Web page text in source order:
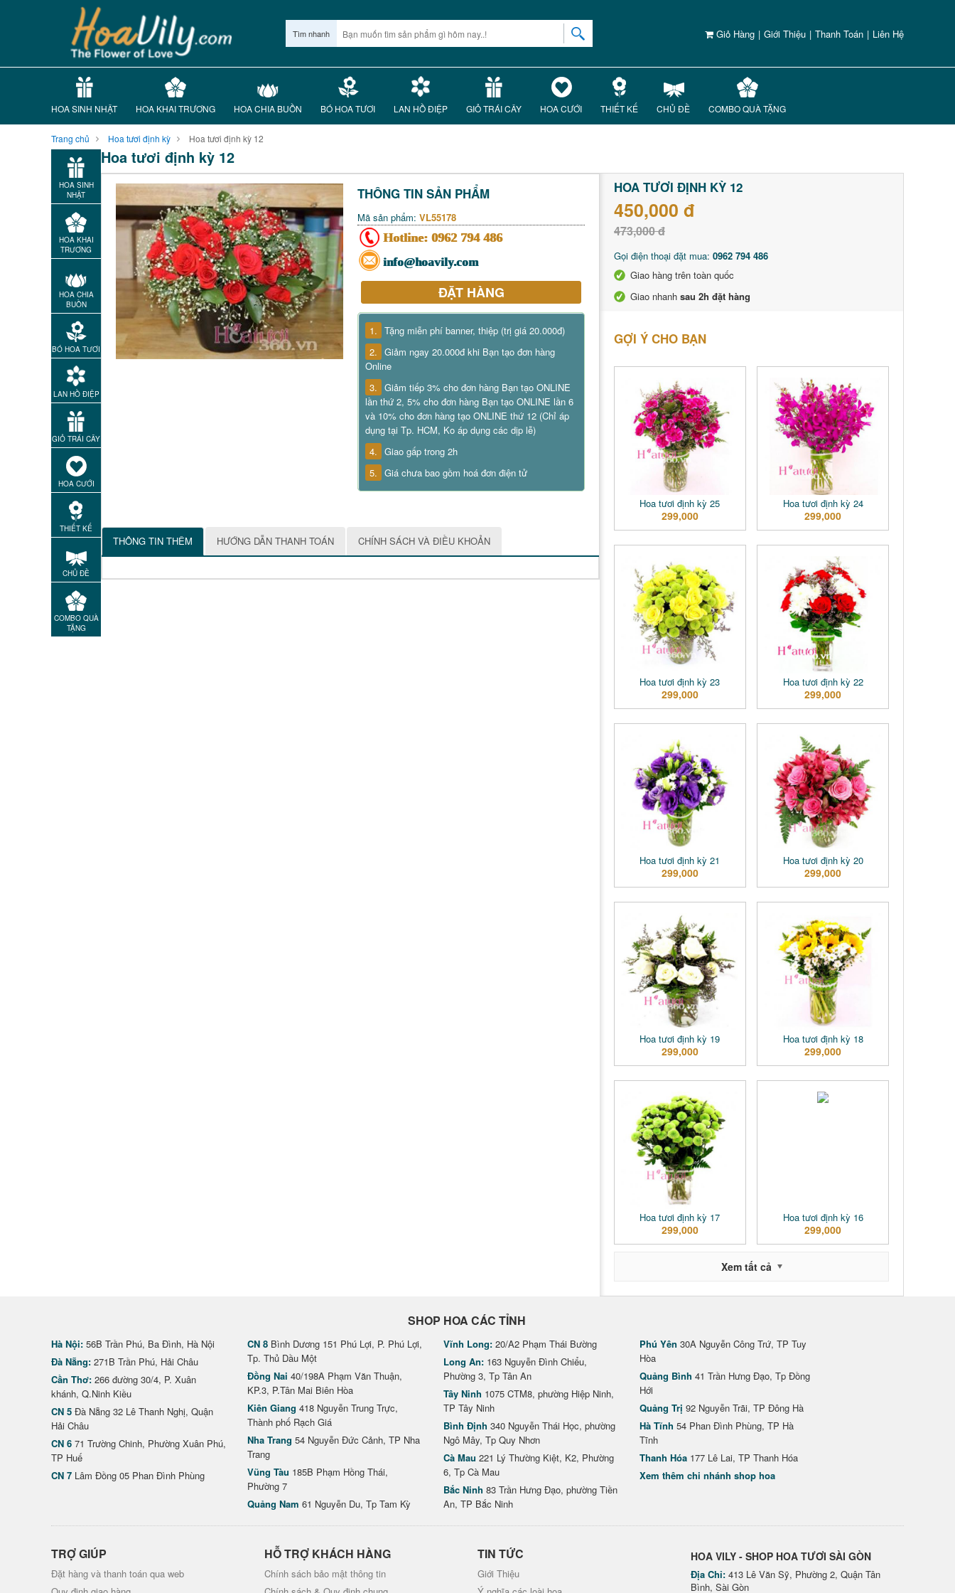
Giỏ Hàng | Giới Thiệu | Thanh Toán | Liên Hệ
Tìm nhanh
HOA SINH NHẬT HOA KHAI TRƯƠNG HOA CHIA BUỒN BÓ HOA TƯƠI LAN HỒ ĐIỆP GIỎ TRÁI CÂY HOA CƯỚI THIẾT KẾ CHỦ ĐỀ COMBO QUÀ TẶNG
Trang chủ Hoa tươi định kỳ Hoa tươi định kỳ 12
HOA SINH
NHẬT
HOA KHAI
TRƯƠNG
HOA CHIA
BUỒN
BÓ HOA TƯƠI
LAN HỒ ĐIỆP
GIỎ TRÁI CÂY
HOA CƯỚI
THIẾT KẾ
CHỦ ĐỀ
COMBO QUÀ
TẶNG
Hoa tươi định kỳ 12
THÔNG TIN SẢN PHẨM
Mã sản phẩm: VL55178
Hotline: 0962 794 486
info@hoavily.com
ĐẶT HÀNG
1. Tặng miễn phí banner, thiệp (trị giá 20.000đ)
2. Giảm ngay 20.000đ khi Bạn tạo đơn hàng
Online
3. Giảm tiếp 3% cho đơn hàng Bạn tạo ONLINE
lần thứ 2, 5% cho đơn hàng Bạn tạo ONLINE lần 6
và 10% cho đơn hàng tạo ONLINE thứ 12 (Chỉ áp
dụng tại Tp. HCM, Ko áp dụng các dịp lễ)
4. Giao gấp trong 2h
5. Giá chưa bao gồm hoá đơn điện tử
THÔNG TIN THÊM HƯỚNG DẪN THANH TOÁN CHÍNH SÁCH VÀ ĐIỀU KHOẢN
HOA TƯƠI ĐỊNH KỲ 12
450,000 đ
473,000 đ
Gọi điện thoại đặt mua: 0962 794 486
Giao hàng trên toàn quốc
Giao nhanh sau 2h đặt hàng
GỢI Ý CHO BẠN
Hoa tươi định kỳ 25
299,000
Hoa tươi định kỳ 24
299,000
Hoa tươi định kỳ 23
299,000
Hoa tươi định kỳ 22
299,000
Hoa tươi định kỳ 21
299,000
Hoa tươi định kỳ 20
299,000
Hoa tươi định kỳ 19
299,000
Hoa tươi định kỳ 18
299,000
Hoa tươi định kỳ 17
299,000
Hoa tươi định kỳ 16
299,000
Xem tất cả
SHOP HOA CÁC TỈNH
Hà Nội: 56B Trần Phú, Ba Đình, Hà Nội
Đà Nẵng: 271B Trần Phú, Hải Châu
Cần Thơ: 266 đường 30/4, P. Xuân
khánh, Q.Ninh Kiều
CN 5 Đà Nẵng 32 Lê Thanh Nghị, Quận
Hải Châu
CN 6 71 Trường Chinh, Phường Xuân Phú,
TP Huế
CN 7 Lâm Đồng 05 Phan Đình Phùng
CN 8 Bình Dương 151 Phú Lợi, P. Phú Lợi,
Tp. Thủ Dầu Một
Đồng Nai 40/198A Phạm Văn Thuận,
KP.3, P.Tân Mai Biên Hòa
Kiên Giang 418 Nguyễn Trung Trực,
Thành phố Rạch Giá
Nha Trang 54 Nguyễn Đức Cảnh, TP Nha
Trang
Vũng Tàu 185B Phạm Hồng Thái,
Phường 7
Quảng Nam 61 Nguyễn Du, Tp Tam Kỳ
Vĩnh Long: 20/A2 Phạm Thái Bường
Long An: 163 Nguyễn Đình Chiểu,
Phường 3, Tp Tân An
Tây Ninh 1075 CTM8, phường Hiệp Ninh,
TP Tây Ninh
Bình Định 340 Nguyễn Thái Học, phường
Ngô Mây, Tp Quy Nhơn
Cà Mau 221 Lý Thường Kiệt, K2, Phường
6, Tp Cà Mau
Bắc Ninh 83 Trần Hưng Đạo, phường Tiền
An, TP Bắc Ninh
Phú Yên 30A Nguyễn Công Trứ, TP Tuy
Hòa
Quảng Bình 41 Trần Hưng Đạo, Tp Đồng
Hới
Quảng Trị 92 Nguyễn Trãi, TP Đông Hà
Hà Tĩnh 54 Phan Đình Phùng, TP Hà
Tĩnh
Thanh Hóa 177 Lê Lai, TP Thanh Hóa
Xem thêm chi nhánh shop hoa
TRỢ GIÚP
Đặt hàng và thanh toán qua web
HỖ TRỢ KHÁCH HÀNG
Chính sách bảo mật thông tin
TIN TỨC
Giới Thiệu
HOA VILY - SHOP HOA TƯƠI SÀI GÒN
Địa Chỉ: 413 Lê Văn Sỹ, Phường 2, Quận Tân
Bình, Sài Gòn